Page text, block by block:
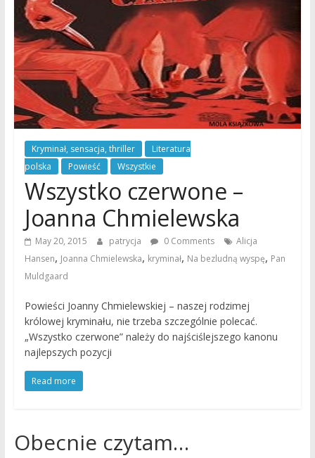
Kryminał, sensacja, thriller
Literatura
polska
Powieść Wszystkie
Wszystko czerwone –
Joanna Chmielewska
May 20, 2015 patrycja 0 Comments
Alicja
Hansen, Joanna Chmielewska, kryminał, Na bezludną wyspę, Pan
Muldgaard
Powieści Joanny Chmielewskiej – naszej rodzimej
królowej kryminału, nie trzeba szczególnie polecać.
„Wszystko czerwone” należy do najściślejszego kanonu
najlepszych pozycji
Read more
Obecnie czytam…